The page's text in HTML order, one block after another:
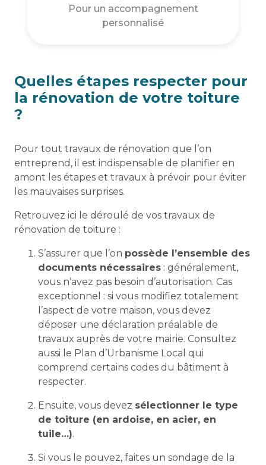
Pour un accompagnement
personnalisé
Quelles étapes respecter pour
la rénovation de votre toiture
?
Pour tout travaux de rénovation que l’on
entreprend, il est indispensable de planifier en
amont les étapes et travaux à prévoir pour éviter
les mauvaises surprises.
Retrouvez ici le déroulé de vos travaux de
rénovation de toiture :
S’assurer que l’on possède l’ensemble des
documents nécessaires : généralement,
vous n’avez pas besoin d’autorisation. Cas
exceptionnel : si vous modifiez totalement
l’aspect de votre maison, vous devez
déposer une déclaration préalable de
travaux auprès de votre mairie. Consultez
aussi le Plan d’Urbanisme Local qui
comprend certains codes du bâtiment à
respecter.
Ensuite, vous devez sélectionner le type
de toiture (en ardoise, en acier, en
tuile…).
Si vous le pouvez, faites un sondage de la